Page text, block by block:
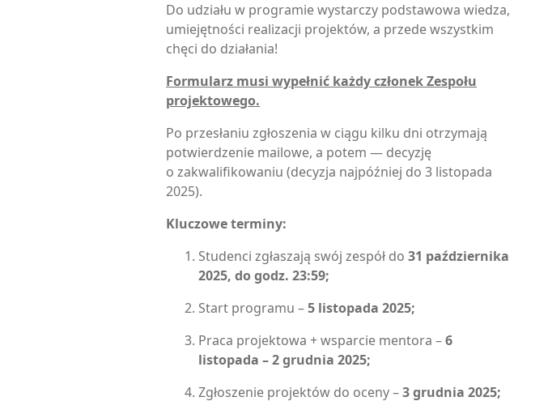
Do udziału w programie wystarczy podstawowa wiedza,
umiejętności realizacji projektów, a przede wszystkim
chęci do działania!
Formularz musi wypełnić każdy członek Zespołu
projektowego.
Po przesłaniu zgłoszenia w ciągu kilku dni otrzymają
potwierdzenie mailowe, a potem — decyzję
o zakwalifikowaniu (decyzja najpóźniej do 3 listopada
2025).
Kluczowe terminy:
Studenci zgłaszają swój zespół do 31 października
2025, do godz. 23:59;
Start programu –5 listopada 2025;
Praca projektowa + wsparcie mentora –6
listopada – 2 grudnia 2025;
Zgłoszenie projektów do oceny –3 grudnia 2025;